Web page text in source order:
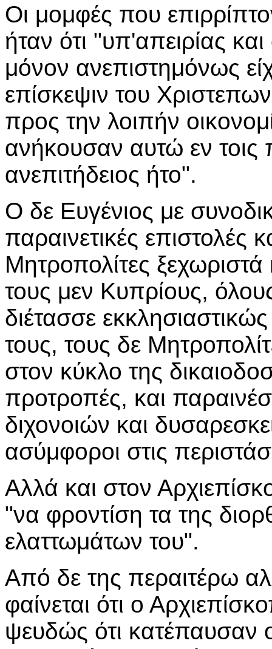
Οι μομφές που
ήταν ότι "υπ'απειρίας
μόνον ανεπιστημόνως
επίσκεψιν του
προς την λοιπήν
ανήκουσαν αυτώ εν τοις
ανεπιτήδειος ήτο".
Ο δε Ευγένιος με
παραινετικές επιστολές
Μητροπολίτες
τους μεν Κυπρίους,
διέτασσε
τους, τους δε
στον κύκλο της
προτροπές, και
διχονοιών και
ασύμφοροι στις
Αλλά και στον
"να φροντίση τα της
ελαττωμάτων του".
Από δε της περαιτέρω
φαίνεται ότι ο
ψευδώς ότι κατέπαυσαν